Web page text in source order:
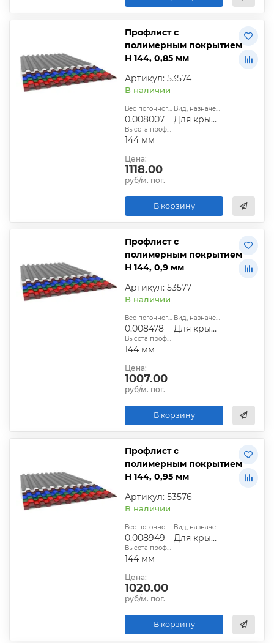
Профлист с
полимерным покрытием
Н 144, 0,85 мм
Артикул: 53574
В наличии
Вес погонного метра, т.:
0.008007
Вид, назначение:
Для крыши
Высота профиля:
144 мм
Цена:
1118.00
руб/м. пог.
В корзину
Профлист с
полимерным покрытием
Н 144, 0,9 мм
Артикул: 53577
В наличии
Вес погонного метра, т.:
0.008478
Вид, назначение:
Для крыши
Высота профиля:
144 мм
Цена:
1007.00
руб/м. пог.
В корзину
Профлист с
полимерным покрытием
Н 144, 0,95 мм
Артикул: 53576
В наличии
Вес погонного метра, т.:
0.008949
Вид, назначение:
Для крыши
Высота профиля:
144 мм
Цена:
1020.00
руб/м. пог.
В корзину